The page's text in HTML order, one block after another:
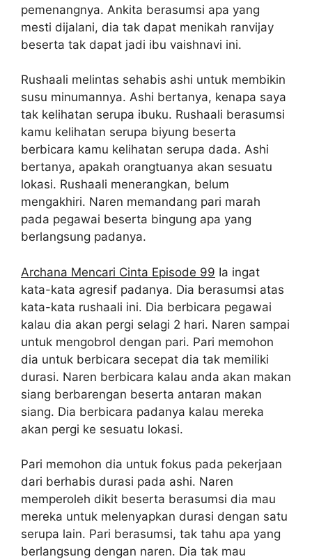
pemenangnya. Ankita berasumsi apa yang
mesti dijalani, dia tak dapat menikah ranvijay
beserta tak dapat jadi ibu vaishnavi ini.
Rushaali melintas sehabis ashi untuk membikin
susu minumannya. Ashi bertanya, kenapa saya
tak kelihatan serupa ibuku. Rushaali berasumsi
kamu kelihatan serupa biyung beserta
berbicara kamu kelihatan serupa dada. Ashi
bertanya, apakah orangtuanya akan sesuatu
lokasi. Rushaali menerangkan, belum
mengakhiri. Naren memandang pari marah
pada pegawai beserta bingung apa yang
berlangsung padanya.
Archana Mencari Cinta Episode 99 Ia ingat
kata-kata agresif padanya. Dia berasumsi atas
kata-kata rushaali ini. Dia berbicara pegawai
kalau dia akan pergi selagi 2 hari. Naren sampai
untuk mengobrol dengan pari. Pari memohon
dia untuk berbicara secepat dia tak memiliki
durasi. Naren berbicara kalau anda akan makan
siang berbarengan beserta antaran makan
siang. Dia berbicara padanya kalau mereka
akan pergi ke sesuatu lokasi.
Pari memohon dia untuk fokus pada pekerjaan
dari berhabis durasi pada ashi. Naren
memperoleh dikit beserta berasumsi dia mau
mereka untuk melenyapkan durasi dengan satu
serupa lain. Pari berasumsi, tak tahu apa yang
berlangsung dengan naren. Dia tak mau